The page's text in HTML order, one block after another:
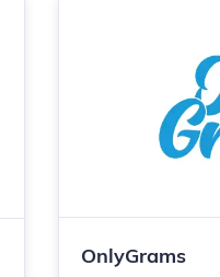
OnlyGrams